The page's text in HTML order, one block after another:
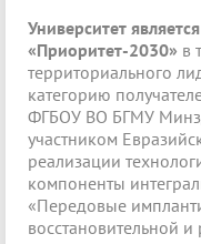
Университет
«Приоритет-2030» в
территориального
категорию
ФГБОУ ВО БГМУ
участником
реализации
компоненты
«Передовые
восстановительной